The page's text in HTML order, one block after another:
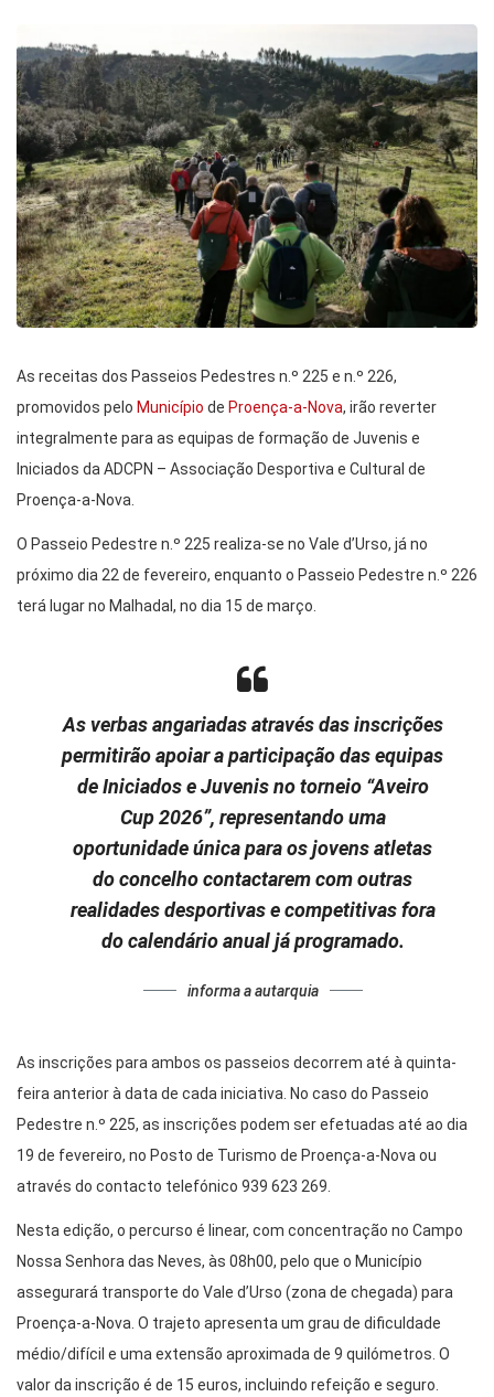
As receitas dos Passeios Pedestres n.º 225 e n.º 226,
promovidos pelo Município de Proença-a-Nova, irão reverter
integralmente para as equipas de formação de Juvenis e
Iniciados da ADCPN – Associação Desportiva e Cultural de
Proença-a-Nova.
O Passeio Pedestre n.º 225 realiza-se no Vale d’Urso, já no
próximo dia 22 de fevereiro, enquanto o Passeio Pedestre n.º 226
terá lugar no Malhadal, no dia 15 de março.
As verbas angariadas através das inscrições
permitirão apoiar a participação das equipas
de Iniciados e Juvenis no torneio “Aveiro
Cup 2026”, representando uma
oportunidade única para os jovens atletas
do concelho contactarem com outras
realidades desportivas e competitivas fora
do calendário anual já programado.
informa a autarquia
As inscrições para ambos os passeios decorrem até à quinta-
feira anterior à data de cada iniciativa. No caso do Passeio
Pedestre n.º 225, as inscrições podem ser efetuadas até ao dia
19 de fevereiro, no Posto de Turismo de Proença-a-Nova ou
através do contacto telefónico 939 623 269.
Nesta edição, o percurso é linear, com concentração no Campo
Nossa Senhora das Neves, às 08h00, pelo que o Município
assegurará transporte do Vale d’Urso (zona de chegada) para
Proença-a-Nova. O trajeto apresenta um grau de dificuldade
médio/difícil e uma extensão aproximada de 9 quilómetros. O
valor da inscrição é de 15 euros, incluindo refeição e seguro.